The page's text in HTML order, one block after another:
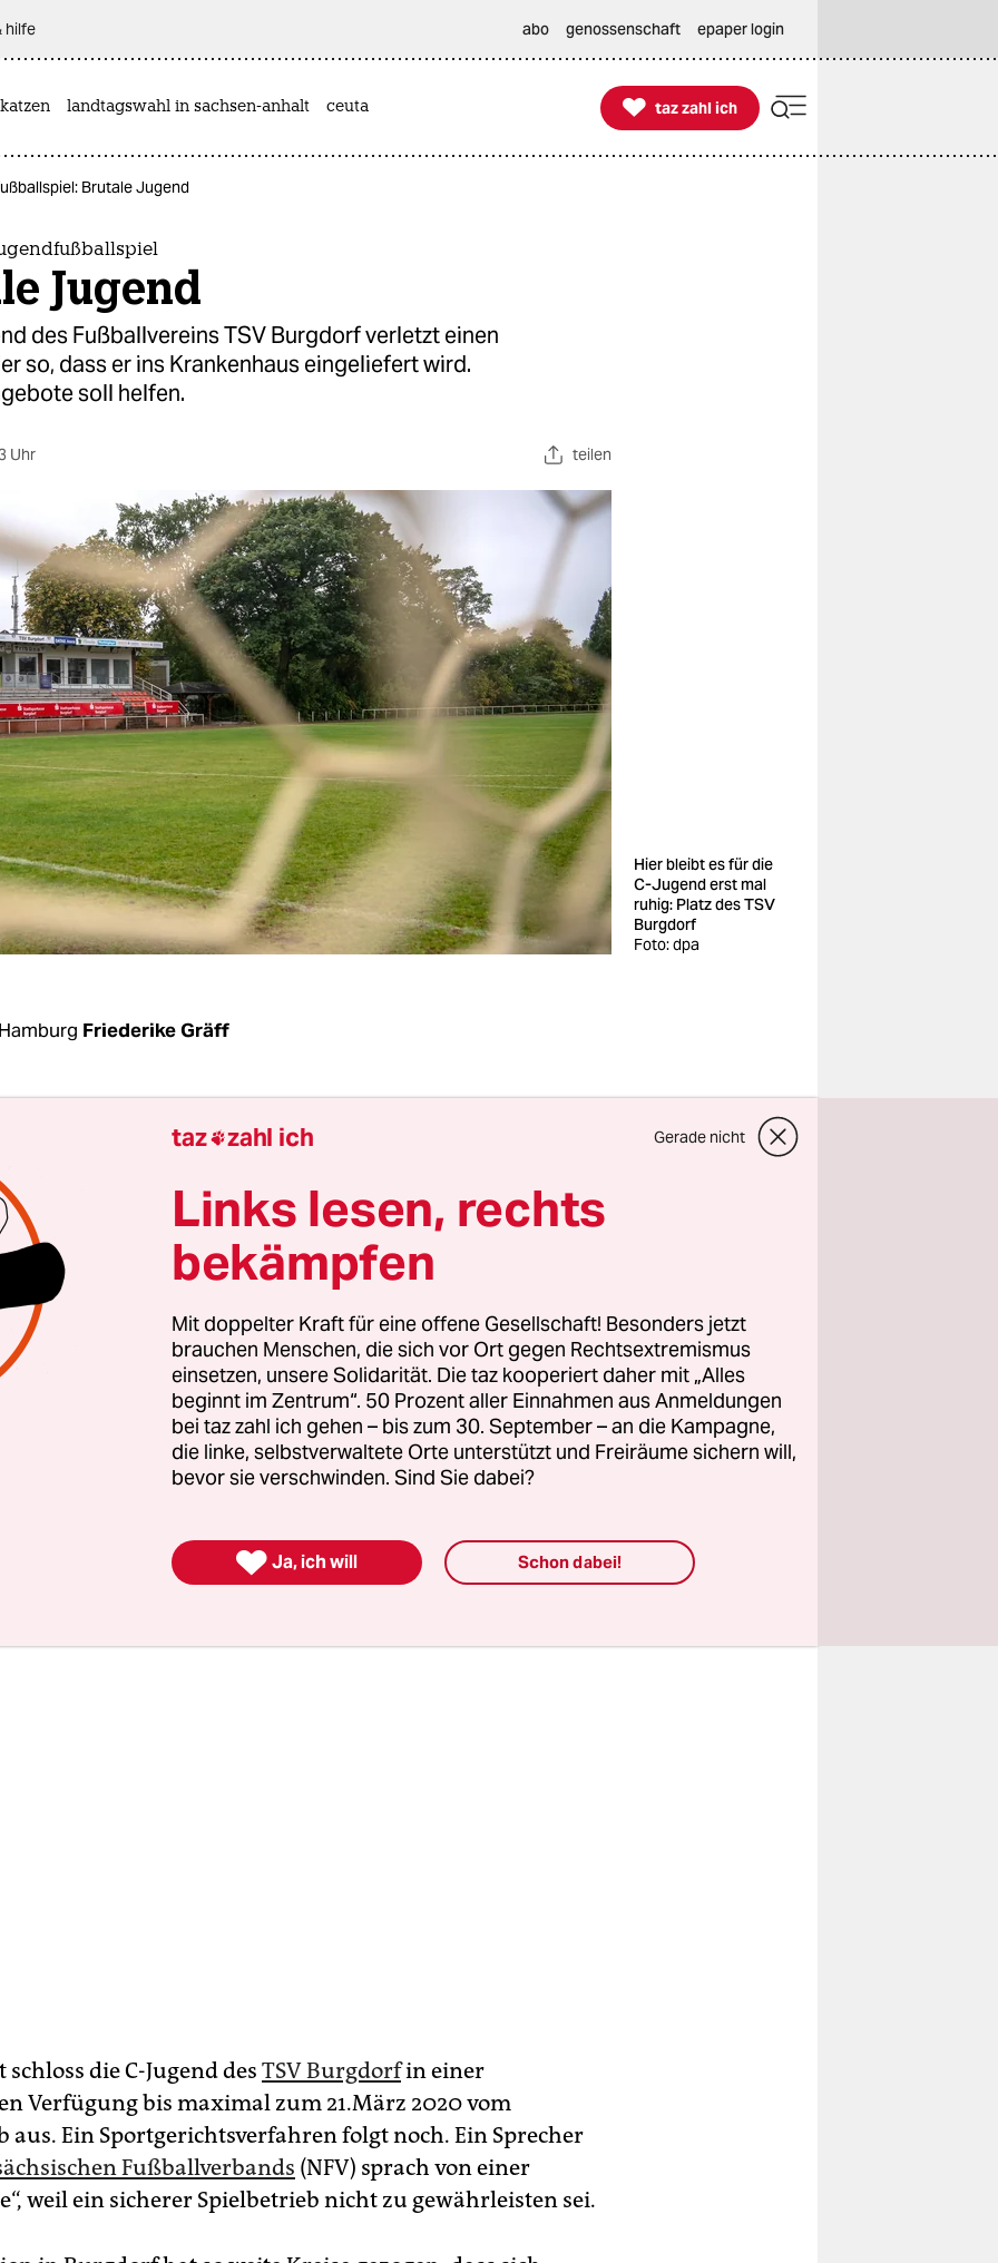
hilfe abo genossenschaft epaper login
katzen landtagswahl in sachsen-anhalt ceuta 
taz zahl ich
taz zahl ich
Brutale Jugend
Jugend
des Fußballvereins TSV Burgdorf verletzt einen
so, dass er ins Krankenhaus eingeliefert wird.
soll helfen.
Uhr teilen
Hier bleibt es für die
C-Jugend erst mal
ruhig: Platz des TSV
Burgdorf
Foto: dpa
Friederike Gräff
Fußballspiel der C-Jugend im niedersächsischen
Samstag eskaliert ist, ermittelt nun die Polizei wegen
Körperverletzung. Spieler des TSV Burgdorf hatten einen
vom gegnerischen FC Lehrte zu Boden geschlagen und auf
Liegenden mit Stollenschuhen eingetreten. Der Junge
eingeliefert. Es ist ein weiterer Fall in einer
ob der Amateurfußball immer häufiger Schauplatz
war im aktuellen Fall ein Foul eines Spielers von
Lehrter Spieler reagierte mit einem Revanchefoul,
die Burgdorfer Spieler auf ihn stürzten. „Die
und geradewegs kriminelles Gewaltpotenzial“,
Stellungnahme des Kreissportgerichts, das die
schloss die C-Jugend des TSV Burgdorfin einer
Verfügung bis maximal zum 21.März 2020 vom
aus. Ein Sportgerichtsverfahren folgt noch. Ein Sprecher
Fußballverbands (NFV) sprach von einer
weil ein sicherer Spielbetrieb nicht zu gewährleisten sei.
taz zahl ich Gerade nicht
Links lesen, rechts
bekämpfen
Mit doppelter Kraft für eine offene Gesellschaft! Besonders jetzt
brauchen Menschen, die sich vor Ort gegen Rechtsextremismus
einsetzen, unsere Solidarität. Die taz kooperiert daher mit „Alles
beginnt im Zentrum“. 50 Prozent aller Einnahmen aus Anmeldungen
bei taz zahl ich gehen – bis zum 30. September – an die Kampagne,
die linke, selbstverwaltete Orte unterstützt und Freiräume sichern will,
bevor sie verschwinden. Sind Sie dabei?
 Ja, ich will Schon dabei!